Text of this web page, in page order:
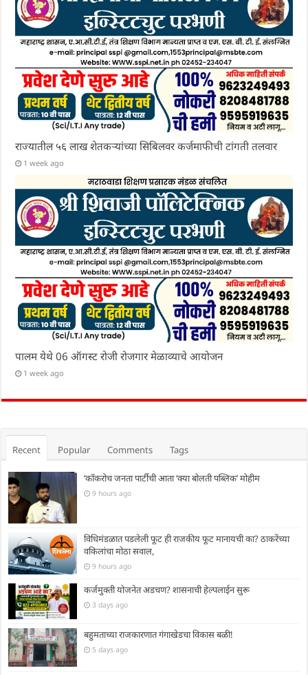
राज्यातील ५६ लाख शेतकऱ्यांच्या सिबिलवर कर्जमाफीची टांगती तलवार
1 week ago
पालम येथे 06 ऑगस्ट रोजी रोजगार मेळाव्याचे आयोजन
1 week ago
Recent Popular Comments Tags
‘कॉकरोच जनता पार्टीची आता ‘क्या बोलती पब्लिक’ मोहीम
9 hours ago
विधिमंडळात पडलेली फूट ही राजकीय फूट मानायची का? ठाकरेंच्या
वकिलांचा मोठा सवाल,
9 hours ago
कर्जमुक्ती योजनेत अडचण? शासनाची हेल्पलाईन सुरू
3 days ago
बहुमताच्या राजकारणात गंगाखेडचा विकास बळी!
5 days ago